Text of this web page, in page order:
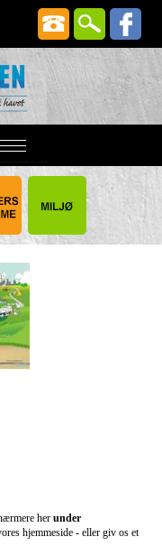
her under
hjemmeside - eller giv os et